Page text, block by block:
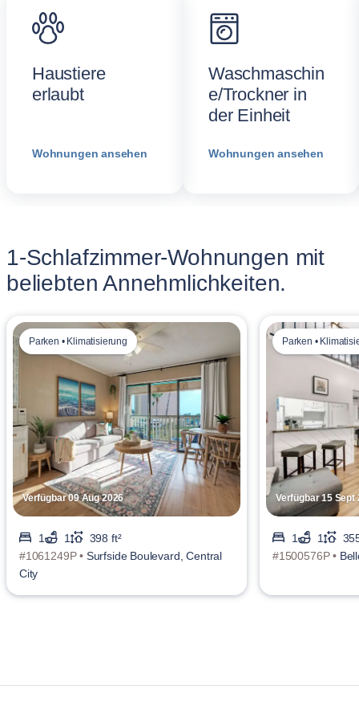
Haustiere
erlaubt
Wohnungen ansehen
Waschmaschin
e/Trockner in
der Einheit
Wohnungen ansehen
1-Schlafzimmer-Wohnungen mit
beliebten Annehmlichkeiten.
Verfügbar 09 Aug 2026
Parken • Klimatisierung
1 1
398 ft²
#1061249P • Surfside Boulevard, Central
City
Verfügbar 15 Sept
Parken •
1 1
#1500576P •